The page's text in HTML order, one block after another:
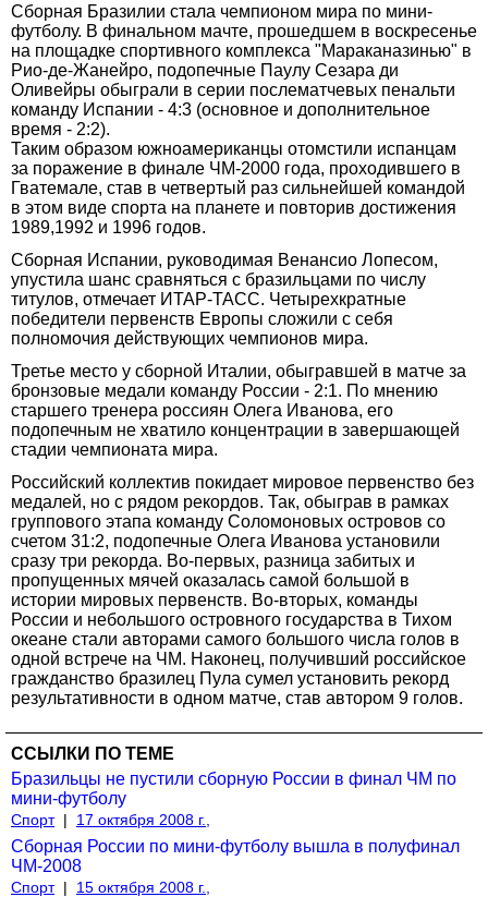
Сборная Бразилии стала чемпионом мира по мини-
футболу. В финальном мачте, прошедшем в воскресенье
на площадке спортивного комплекса "Мараканазинью" в
Рио-де-Жанейро, подопечные Паулу Сезара ди
Оливейры обыграли в серии послематчевых пенальти
команду Испании - 4:3 (основное и дополнительное
время - 2:2).
Таким образом южноамериканцы отомстили испанцам
за поражение в финале ЧМ-2000 года, проходившего в
Гватемале, став в четвертый раз сильнейшей командой
в этом виде спорта на планете и повторив достижения
1989,1992 и 1996 годов.
Сборная Испании, руководимая Венансио Лопесом,
упустила шанс сравняться с бразильцами по числу
титулов, отмечает ИТАР-ТАСС. Четырехкратные
победители первенств Европы сложили с себя
полномочия действующих чемпионов мира.
Третье место у сборной Италии, обыгравшей в матче за
бронзовые медали команду России - 2:1. По мнению
старшего тренера россиян Олега Иванова, его
подопечным не хватило концентрации в завершающей
стадии чемпионата мира.
Российский коллектив покидает мировое первенство без
медалей, но с рядом рекордов. Так, обыграв в рамках
группового этапа команду Соломоновых островов со
счетом 31:2, подопечные Олега Иванова установили
сразу три рекорда. Во-первых, разница забитых и
пропущенных мячей оказалась самой большой в
истории мировых первенств. Во-вторых, команды
России и небольшого островного государства в Тихом
океане стали авторами самого большого числа голов в
одной встрече на ЧМ. Наконец, получивший российское
гражданство бразилец Пула сумел установить рекорд
результативности в одном матче, став автором 9 голов.
ССЫЛКИ ПО ТЕМЕ
Бразильцы не пустили сборную России в финал ЧМ по
мини-футболу
Спорт | 17 октября 2008 г.,
Сборная России по мини-футболу вышла в полуфинал
ЧМ-2008
Спорт | 15 октября 2008 г.,